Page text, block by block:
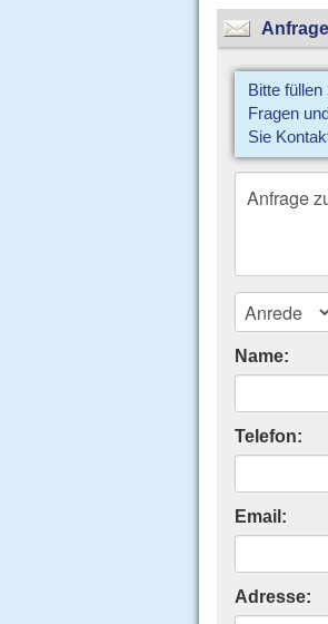
Bitte
Fragen
Sie
Name:
Telefon:
Email:
Adresse: